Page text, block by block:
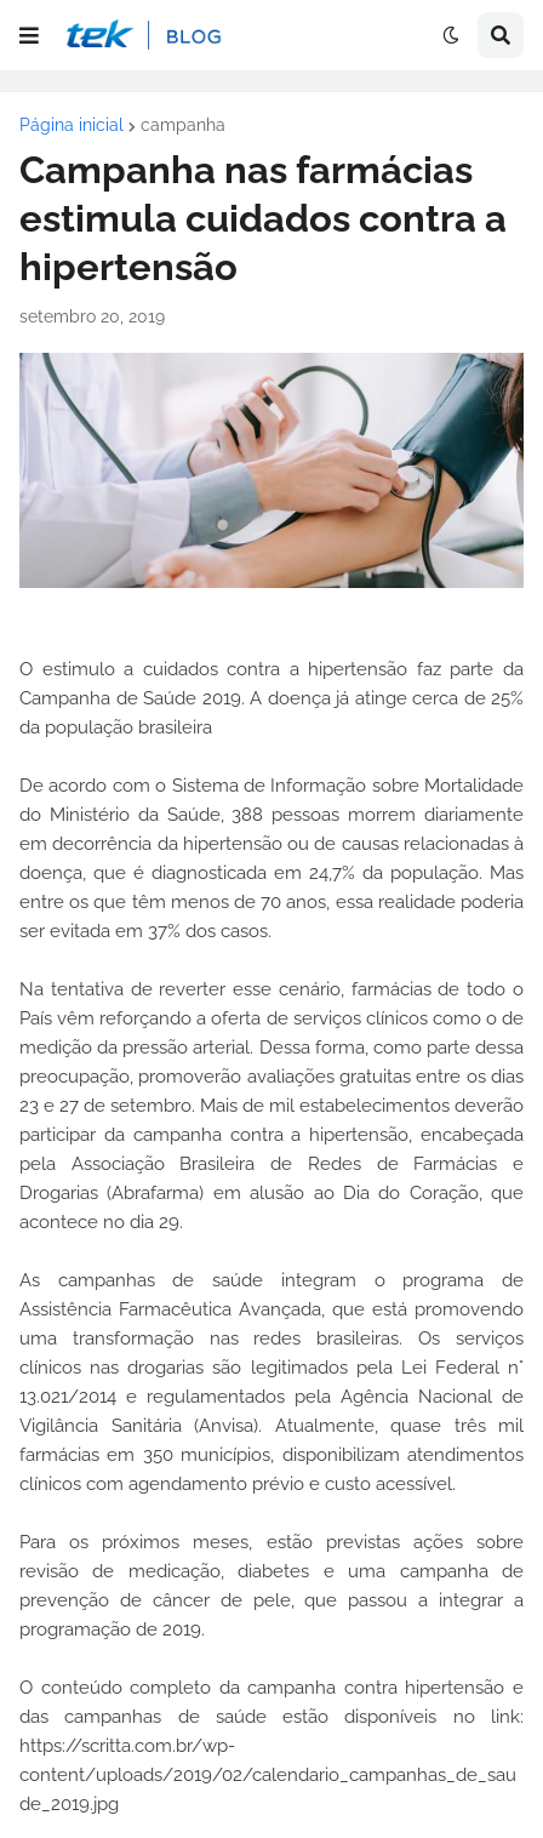
Página inicial campanha
Campanha nas farmácias
estimula cuidados contra a
hipertensão
setembro 20, 2019
O estimulo a cuidados contra a hipertensão faz parte da
Campanha de Saúde 2019. A doença já atinge cerca de 25%
da população brasileira
De acordo com o Sistema de Informação sobre Mortalidade
do Ministério da Saúde, 388 pessoas morrem diariamente
em decorrência da hipertensão ou de causas relacionadas à
doença, que é diagnosticada em 24,7% da população. Mas
entre os que têm menos de 70 anos, essa realidade poderia
ser evitada em 37% dos casos.
Na tentativa de reverter esse cenário, farmácias de todo o
País vêm reforçando a oferta de serviços clínicos como o de
medição da pressão arterial. Dessa forma, como parte dessa
preocupação, promoverão avaliações gratuitas entre os dias
23 e 27 de setembro. Mais de mil estabelecimentos deverão
participar da campanha contra a hipertensão, encabeçada
pela Associação Brasileira de Redes de Farmácias e
Drogarias (Abrafarma) em alusão ao Dia do Coração, que
acontece no dia 29.
As campanhas de saúde integram o programa de
Assistência Farmacêutica Avançada, que está promovendo
uma transformação nas redes brasileiras. Os serviços
clínicos nas drogarias são legitimados pela Lei Federal n°
13.021/2014 e regulamentados pela Agência Nacional de
Vigilância Sanitária (Anvisa). Atualmente, quase três mil
farmácias em 350 municípios, disponibilizam atendimentos
clínicos com agendamento prévio e custo acessível.
Para os próximos meses, estão previstas ações sobre
revisão de medicação, diabetes e uma campanha de
prevenção de câncer de pele, que passou a integrar a
programação de 2019.
O conteúdo completo da campanha contra hipertensão e
das campanhas de saúde estão disponíveis no link:
https://scritta.com.br/wp-
content/uploads/2019/02/calendario_campanhas_de_sau
de_2019.jpg